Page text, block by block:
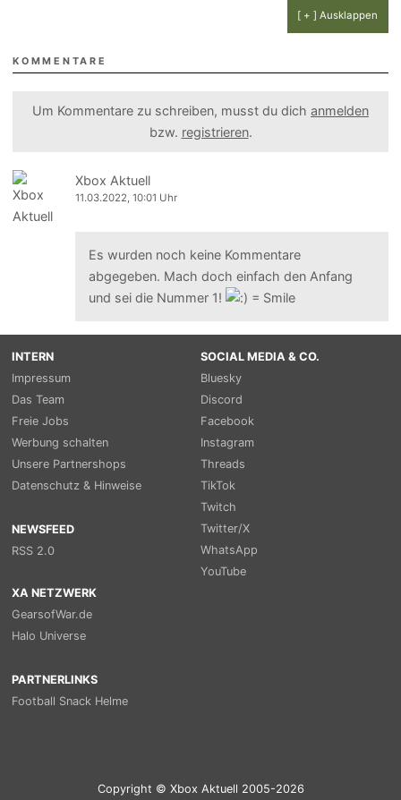
[ + ] Ausklappen
KOMMENTARE
Um Kommentare zu schreiben, musst du dich anmelden
bzw. registrieren.
Xbox Aktuell
11.03.2022, 10:01 Uhr
Es wurden noch keine Kommentare
abgegeben. Mach doch einfach den Anfang
und sei die Nummer 1!
INTERN
Impressum
Das Team
Freie Jobs
Werbung schalten
Unsere Partnershops
Datenschutz & Hinweise
NEWSFEED
RSS 2.0
SOCIAL MEDIA & CO.
Bluesky
Discord
Facebook
Instagram
Threads
TikTok
Twitch
Twitter/X
WhatsApp
YouTube
XA NETZWERK
GearsofWar.de
Halo Universe
PARTNERLINKS
Football Snack Helme
Copyright © Xbox Aktuell 2005-2026